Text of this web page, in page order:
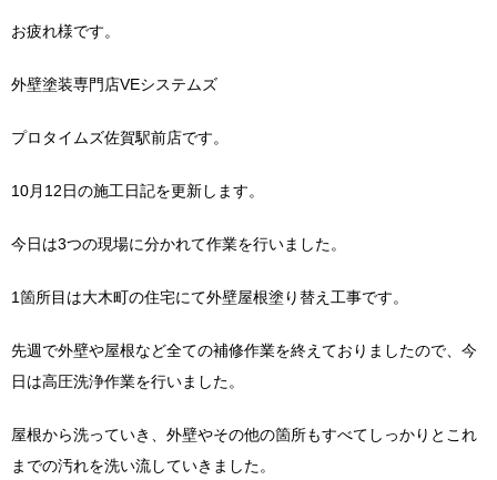
お疲れ様です。
外壁塗装専門店VEシステムズ
プロタイムズ佐賀駅前店です。
10月12日の施工日記を更新します。
今日は3つの現場に分かれて作業を行いました。
1箇所目は大木町の住宅にて外壁屋根塗り替え工事です。
先週で外壁や屋根など全ての補修作業を終えておりましたので、今
日は高圧洗浄作業を行いました。
屋根から洗っていき、外壁やその他の箇所もすべてしっかりとこれ
までの汚れを洗い流していきました。